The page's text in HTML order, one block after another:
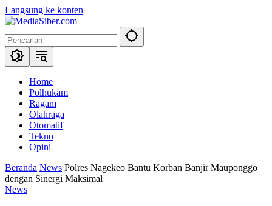
Langsung ke konten
Home
Polhukam
Ragam
Olahraga
Otomatif
Tekno
Opini
Beranda News Polres Nagekeo Bantu Korban Banjir Mauponggo
dengan Sinergi Maksimal
News